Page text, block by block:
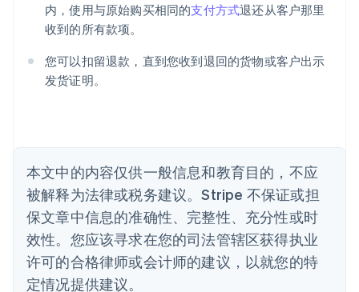
内，使用与原始购买相同的支付方式退还从客户那里
收到的所有款项。
您可以扣留退款，直到您收到退回的货物或客户出示
发货证明。
本文中的内容仅供一般信息和教育目的，不应
被解释为法律或税务建议。Stripe 不保证或担
保文章中信息的准确性、完整性、充分性或时
效性。您应该寻求在您的司法管辖区获得执业
许可的合格律师或会计师的建议，以就您的特
定情况提供建议。
澳大利亚
English
PortuguêsEnglish
保加利亚
English
丹麦
德国
DeutschEnglish
法国
FrançaisEnglish
芬兰
EnglishSvenska